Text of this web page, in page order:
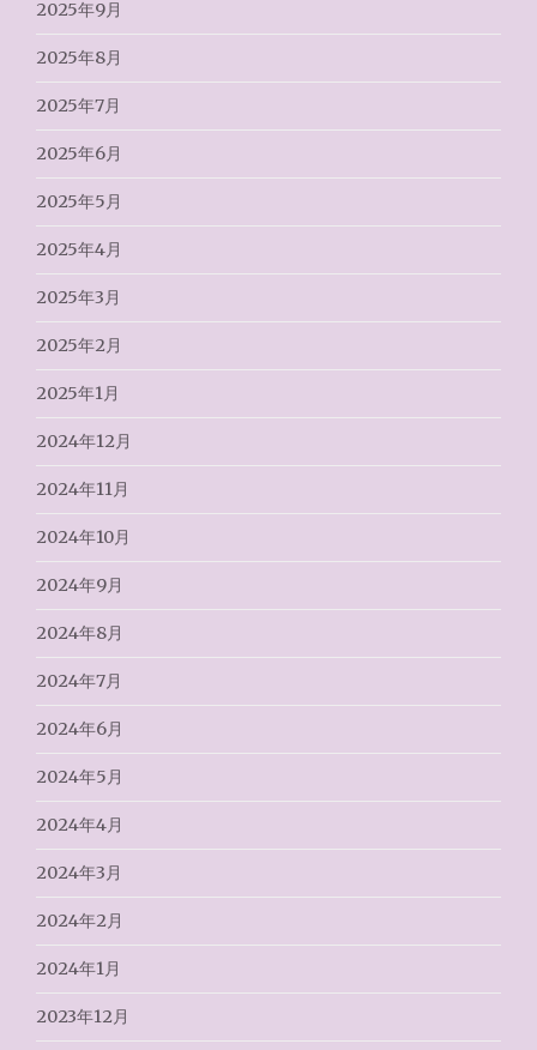
2025年9月
2025年8月
2025年7月
2025年6月
2025年5月
2025年4月
2025年3月
2025年2月
2025年1月
2024年12月
2024年11月
2024年10月
2024年9月
2024年8月
2024年7月
2024年6月
2024年5月
2024年4月
2024年3月
2024年2月
2024年1月
2023年12月